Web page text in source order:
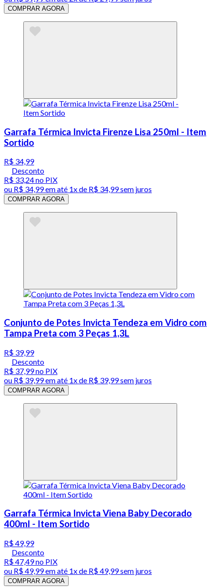
COMPRAR AGORA
Garrafa Térmica Invicta Firenze Lisa 250ml - Item
Sortido
R$ 34,99
Desconto
R$ 33,24no PIX
ou R$ 34,99em até 1x de R$ 34,99sem juros
COMPRAR AGORA
Conjunto de Potes Invicta Tendeza em Vidro com
Tampa Preta com 3 Peças 1,3L
R$ 39,99
Desconto
R$ 37,99no PIX
ou R$ 39,99em até 1x de R$ 39,99sem juros
COMPRAR AGORA
Garrafa Térmica Invicta Viena Baby Decorado
400ml - Item Sortido
R$ 49,99
Desconto
R$ 47,49no PIX
ou R$ 49,99em até 1x de R$ 49,99sem juros
COMPRAR AGORA